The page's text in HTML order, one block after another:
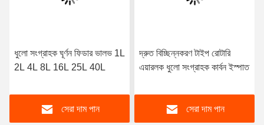
ধুলো সংগ্রাহক ঘূর্ণন ফিডার ভালভ 1L
2L 4L 8L 16L 25L 40L
সেরা দাম পান
দ্রুত বিচ্ছিন্নকরণ টাইপ রোটারি
এয়ারলক ধুলো সংগ্রাহক কার্বন ইস্পাত
সেরা দাম পান